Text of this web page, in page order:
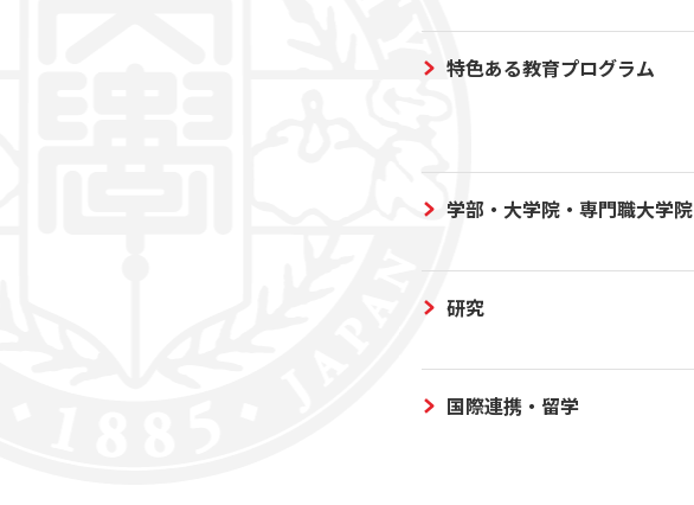
特色ある教育プログラム
学部・大学院・専門職大学院
研究
国際連携・留学